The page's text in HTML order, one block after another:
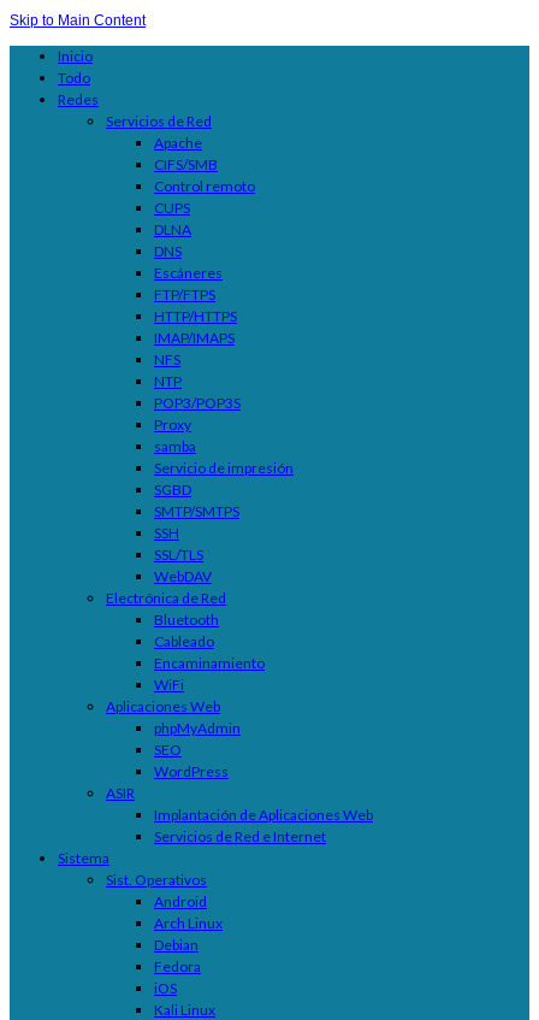
Skip to Main Content
Inicio
Todo
Redes
Servicios de Red
Apache
CIFS/SMB
Control remoto
CUPS
DLNA
DNS
Escáneres
FTP/FTPS
HTTP/HTTPS
IMAP/IMAPS
NFS
NTP
POP3/POP3S
Proxy
samba
Servicio de impresión
SGBD
SMTP/SMTPS
SSH
SSL/TLS
WebDAV
Electrónica de Red
Bluetooth
Cableado
Encaminamiento
WiFi
Aplicaciones Web
phpMyAdmin
SEO
WordPress
ASIR
Implantación de Aplicaciones Web
Servicios de Red e Internet
Sistema
Sist. Operativos
Android
Arch Linux
Debian
Fedora
iOS
Kali Linux